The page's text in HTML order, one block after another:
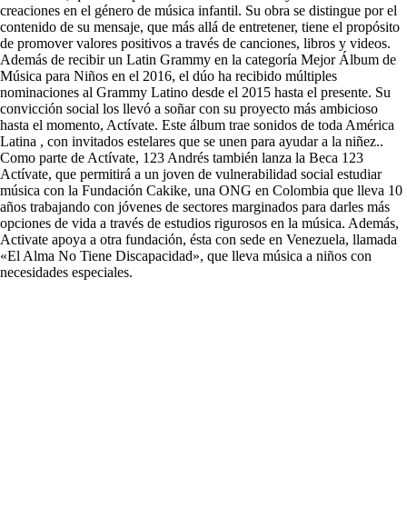
creaciones en el género de música infantil. Su obra se distingue por el
contenido de su mensaje, que más allá de entretener, tiene el propósito
de promover valores positivos a través de canciones, libros y videos.
Además de recibir un Latin Grammy en la categoría Mejor Álbum de
Música para Niños en el 2016, el dúo ha recibido múltiples
nominaciones al Grammy Latino desde el 2015 hasta el presente. Su
convicción social los llevó a soñar con su proyecto más ambicioso
hasta el momento, Actívate. Este álbum trae sonidos de toda América
Latina , con invitados estelares que se unen para ayudar a la niñez..
Como parte de Actívate, 123 Andrés también lanza la Beca 123
Actívate, que permitirá a un joven de vulnerabilidad social estudiar
música con la Fundación Cakike, una ONG en Colombia que lleva 10
años trabajando con jóvenes de sectores marginados para darles más
opciones de vida a través de estudios rigurosos en la música. Además,
Activate apoya a otra fundación, ésta con sede en Venezuela, llamada
«El Alma No Tiene Discapacidad», que lleva música a niños con
necesidades especiales.